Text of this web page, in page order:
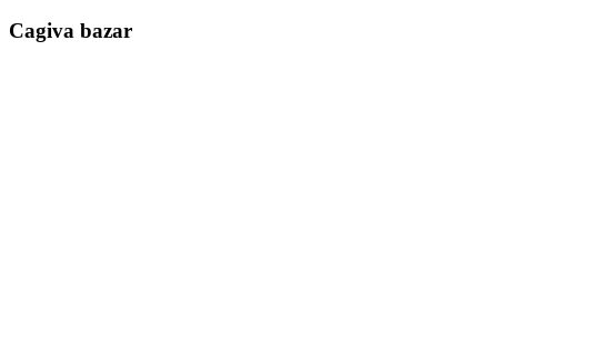
Cagiva bazar